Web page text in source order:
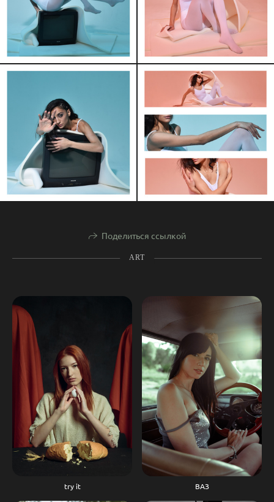
Поделиться ссылкой
ART
try it ВАЗ